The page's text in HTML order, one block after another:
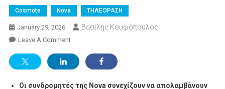
Cosmote Nova ΤΗΛΕΟΡΑΣΗ
January 29, 2026 Βασίλης Κουφόπουλος
Leave A CommentOn
Θέαμα
Όλη
Οι συνδρομητές της Nova συνεχίζουν να απολαμβάνουν